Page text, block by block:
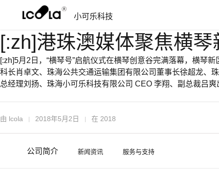
航
容
小可乐科技
[:zh]港珠澳媒体聚焦横
[:zh]5月2日，“横琴号”启航仪式在横琴创意谷完满落幕，横琴
科长肖卓文、珠海公共交通运输集团有限公司董事长徐超龙、
总经理刘扬、珠海小可乐科技有限公司 CEO 李翔、副总裁吕
由 lcola 2018年5月2日 在 2018
公司简介 新闻资讯 服务与支持